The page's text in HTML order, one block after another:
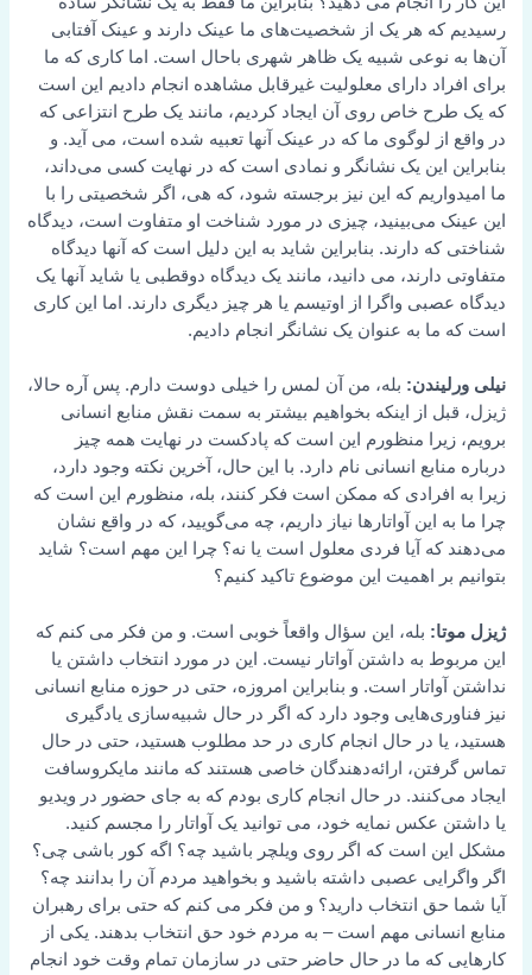
رسیدیم که هر یک از شخصیت‌های ما عینک دارند و عینک آفتابی
آن‌ها به نوعی شبیه یک ظاهر شهری باحال است. اما کاری که ما
برای افراد دارای معلولیت غیرقابل مشاهده انجام دادیم این است
که یک طرح خاص روی آن ایجاد کردیم، مانند یک طرح انتزاعی که
در واقع از لوگوی ما که در عینک آنها تعبیه شده است، می آید. و
بنابراین این یک نشانگر و نمادی است که در نهایت کسی می‌داند،
ما امیدواریم که این نیز برجسته شود، که هی، اگر شخصیتی را با
این عینک می‌بینید، چیزی در مورد شناخت او متفاوت است، دیدگاه
شناختی که دارند. بنابراین شاید به این دلیل است که آنها دیدگاه
متفاوتی دارند، می دانید، مانند یک دیدگاه دوقطبی یا شاید آنها یک
دیدگاه عصبی واگرا از اوتیسم یا هر چیز دیگری دارند. اما این کاری
است که ما به عنوان یک نشانگر انجام دادیم.
نیلی ورلیندن: بله، من آن لمس را خیلی دوست دارم. پس آره حالا،
ژیزل، قبل از اینکه بخواهیم بیشتر به سمت نقش منابع انسانی
برویم، زیرا منظورم این است که پادکست در نهایت همه چیز
درباره منابع انسانی نام دارد. با این حال، آخرین نکته وجود دارد،
زیرا به افرادی که ممکن است فکر کنند، بله، منظورم این است که
چرا ما به این آواتارها نیاز داریم، چه می‌گویید، که در واقع نشان
می‌دهند که آیا فردی معلول است یا نه؟ چرا این مهم است؟ شاید
بتوانیم بر اهمیت این موضوع تاکید کنیم؟
ژیزل موتا: بله، این سؤال واقعاً خوبی است. و من فکر می کنم که
این مربوط به داشتن آواتار نیست. این در مورد انتخاب داشتن یا
نداشتن آواتار است. و بنابراین امروزه، حتی در حوزه منابع انسانی
نیز فناوری‌هایی وجود دارد که اگر در حال شبیه‌سازی یادگیری
هستید، یا در حال انجام کاری در حد مطلوب هستید، حتی در حال
تماس گرفتن، ارائه‌دهندگان خاصی هستند که مانند مایکروسافت
ایجاد می‌کنند. در حال انجام کاری بودم که به جای حضور در ویدیو
یا داشتن عکس نمایه خود، می توانید یک آواتار را مجسم کنید.
مشکل این است که اگر روی ویلچر باشید چه؟ اگه کور باشی چی؟
اگر واگرایی عصبی داشته باشید و بخواهید مردم آن را بدانند چه؟
آیا شما حق انتخاب دارید؟ و من فکر می کنم که حتی برای رهبران
منابع انسانی مهم است – به مردم خود حق انتخاب بدهند. یکی از
کارهایی که ما در حال حاضر حتی در سازمان تمام وقت خود انجام